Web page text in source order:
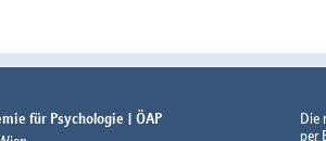
für Psychologie | ÖAP
Die
per